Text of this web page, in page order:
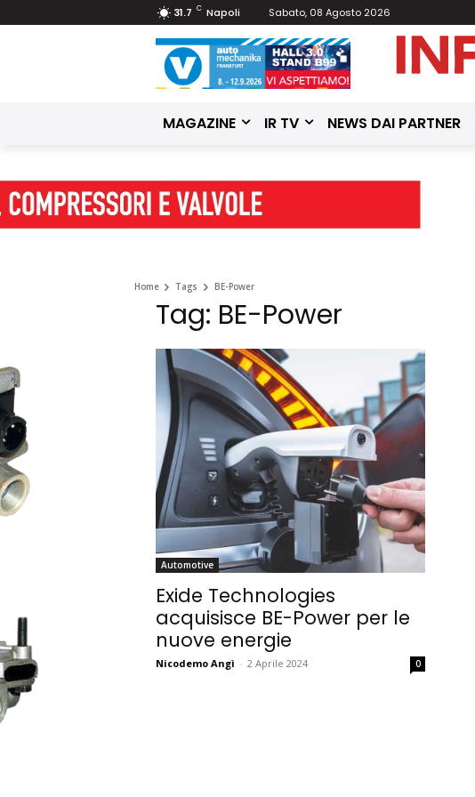
31.7 C Napoli Sabato, 08 Agosto 2026
MAGAZINE IR TV NEWS DAI PARTNER
Home Tags BE-Power
Tag: BE-Power
Automotive
Exide Technologies
acquisisce BE-Power per le
nuove energie
Nicodemo Angì - 2 Aprile 2024 0